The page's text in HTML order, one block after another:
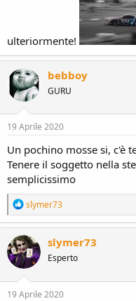
i
o
n
e
ulteriormente!
bebboy
GURU
19 Aprile 2020
Un pochino mosse si, c'è
Tenere il soggetto nella
semplicissimo
R
e
a
c
t
i
o
n
s
slymer73
slymer73
Esperto
19 Aprile 2020